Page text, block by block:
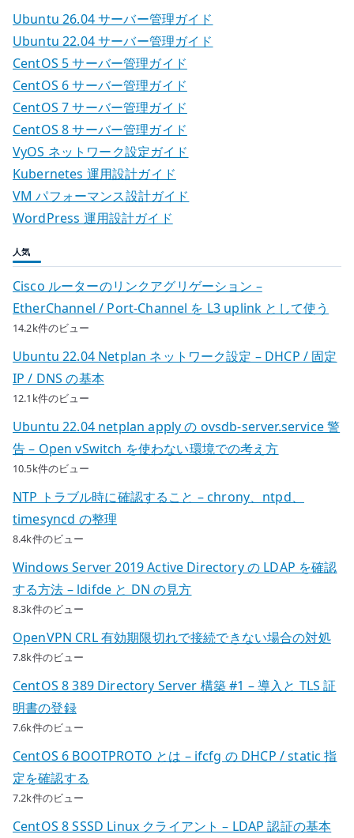
Ubuntu 26.04 サーバー管理ガイド
Ubuntu 22.04 サーバー管理ガイド
CentOS 5 サーバー管理ガイド
CentOS 6 サーバー管理ガイド
CentOS 7 サーバー管理ガイド
CentOS 8 サーバー管理ガイド
VyOS ネットワーク設定ガイド
Kubernetes 運用設計ガイド
VM パフォーマンス設計ガイド
WordPress 運用設計ガイド
人気
Cisco ルーターのリンクアグリゲーション –
EtherChannel / Port-Channel を L3 uplink として使う
14.2k件のビュー
Ubuntu 22.04 Netplan ネットワーク設定 – DHCP / 固定
IP / DNS の基本
12.1k件のビュー
Ubuntu 22.04 netplan apply の ovsdb-server.service 警
告 – Open vSwitch を使わない環境での考え方
10.5k件のビュー
NTP トラブル時に確認すること – chrony、ntpd、
timesyncd の整理
8.4k件のビュー
Windows Server 2019 Active Directory の LDAP を確認
する方法 – ldifde と DN の見方
8.3k件のビュー
OpenVPN CRL 有効期限切れで接続できない場合の対処
7.8k件のビュー
CentOS 8 389 Directory Server 構築 #1 – 導入と TLS 証
明書の登録
7.6k件のビュー
CentOS 6 BOOTPROTO とは – ifcfg の DHCP / static 指
定を確認する
7.2k件のビュー
CentOS 8 SSSD Linux クライアント – LDAP 認証の基本